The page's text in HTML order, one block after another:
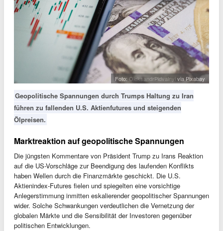
Foto:OleksandrPidvalnyivia Pixabay
Geopolitische Spannungen durch Trumps Haltung zu Iran
führen zu fallenden U.S. Aktienfutures und steigenden
Ölpreisen.
Marktreaktion auf geopolitische Spannungen
Die jüngsten Kommentare von Präsident Trump zu Irans Reaktion
auf die US-Vorschläge zur Beendigung des laufenden Konflikts
haben Wellen durch die Finanzmärkte geschickt. Die U.S.
Aktienindex-Futures fielen und spiegelten eine vorsichtige
Anlegerstimmung inmitten eskalierender geopolitischer Spannungen
wider. Solche Schwankungen verdeutlichen die Vernetzung der
globalen Märkte und die Sensibilität der Investoren gegenüber
politischen Entwicklungen.